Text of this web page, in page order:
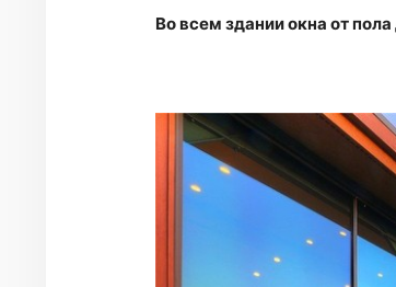
Во всем здании окна от